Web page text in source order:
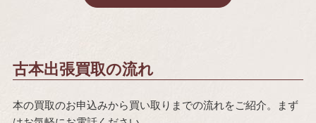
古本出張買取の流れ
本の買取のお申込みから買い取りまでの流れをご紹介。まず